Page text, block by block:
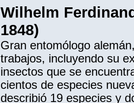
Wilhelm
1848)
Gran entomólogo
trabajos, incluyendo su
insectos que se
cientos de especies
describió 19 especies y